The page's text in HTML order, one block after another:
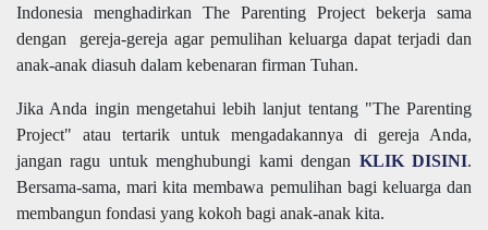
Indonesia menghadirkan The Parenting Project bekerja sama
dengan gereja-gereja agar pemulihan keluarga dapat terjadi dan
anak-anak diasuh dalam kebenaran firman Tuhan.
Jika Anda ingin mengetahui lebih lanjut tentang "The Parenting
Project" atau tertarik untuk mengadakannya di gereja Anda,
jangan ragu untuk menghubungi kami dengan KLIK DISINI.
Bersama-sama, mari kita membawa pemulihan bagi keluarga dan
membangun fondasi yang kokoh bagi anak-anak kita.